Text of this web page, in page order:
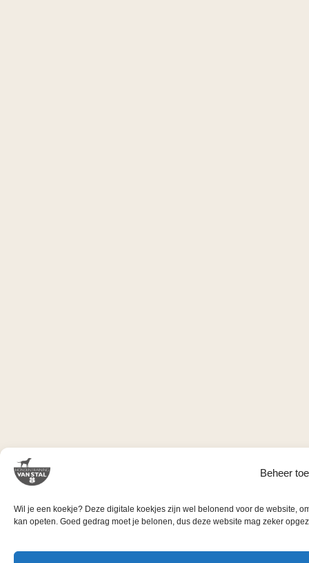
Beheer
Wil je een koekje? Deze digitale koekjes zijn wel belonend voor de website,
kan opeten. Goed gedrag moet je belonen, dus deze website mag zeker